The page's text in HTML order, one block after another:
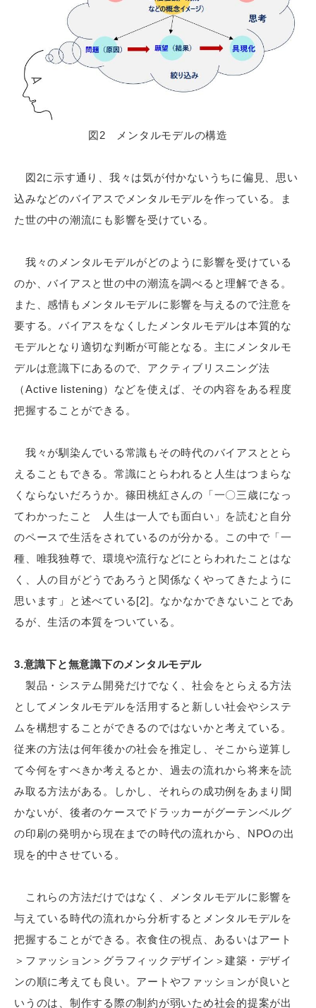
図2 メンタルモデルの構造
図2に示す通り、我々は気が付かないうちに偏見、思い
込みなどのバイアスでメンタルモデルを作っている。ま
た世の中の潮流にも影響を受けている。
我々のメンタルモデルがどのように影響を受けている
のか、バイアスと世の中の潮流を調べると理解できる。
また、感情もメンタルモデルに影響を与えるので注意を
要する。バイアスをなくしたメンタルモデルは本質的な
モデルとなり適切な判断が可能となる。主にメンタルモ
デルは意識下にあるので、アクティブリスニング法
（Active listening）などを使えば、その内容をある程度
把握することができる。
我々が馴染んでいる常識もその時代のバイアスととら
えることもできる。常識にとらわれると人生はつまらな
くならないだろうか。篠田桃紅さんの「一〇三歳になっ
てわかったこと 人生は一人でも面白い」を読むと自分
のペースで生活をされているのが分かる。この中で「一
種、唯我独尊で、環境や流行などにとらわれたことはな
く、人の目がどうであろうと関係なくやってきたように
思います」と述べている[2]。なかなかできないことであ
るが、生活の本質をついている。
3.意識下と無意識下のメンタルモデル
製品・システム開発だけでなく、社会をとらえる方法
としてメンタルモデルを活用すると新しい社会やシステ
ムを構想することができるのではないかと考えている。
従来の方法は何年後かの社会を推定し、そこから逆算し
て今何をすべきか考えるとか、過去の流れから将来を読
み取る方法がある。しかし、それらの成功例をあまり聞
かないが、後者のケースでドラッカーがグーテンベルグ
の印刷の発明から現在までの時代の流れから、NPOの出
現を的中させている。
これらの方法だけではなく、メンタルモデルに影響を
与えている時代の流れから分析するとメンタルモデルを
把握することができる。衣食住の視点、あるいはアート
＞ファッション＞グラフィックデザイン＞建築・デザイ
ンの順に考えても良い。アートやファッションが良いと
いうのは、制作する際の制約が弱いため社会的提案が出